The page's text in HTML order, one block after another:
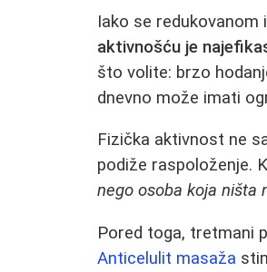
Iako se
aktivnošću je
što volite: brzo
dnevno može imati
Fizička aktivnost ne
podiže raspoloženje.
nego osoba koja ništa
Pored toga, tretmani
Anticelulit masaža